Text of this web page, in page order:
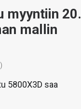
myyntiin 20.
mallin
5800X3D saa